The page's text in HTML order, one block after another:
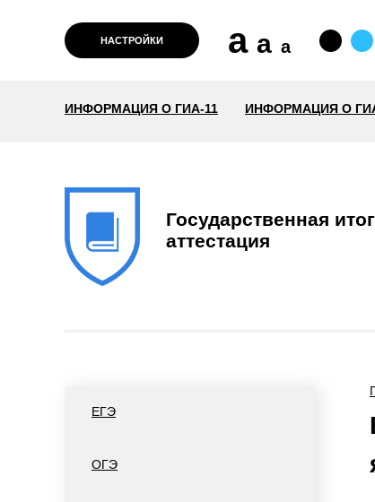
НАСТРОЙКИ a a a
ИНФОРМАЦИЯ О ГИА-11 ИНФОРМАЦИЯ О
Государственная
аттестация
ЕГЭ
ОГЭ